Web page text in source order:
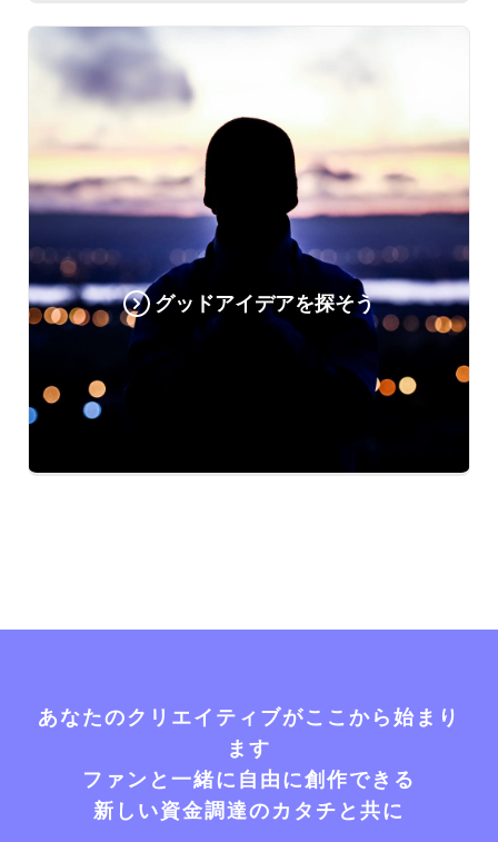
グッドアイデアを探そう
あなたのクリエイティブがここから始まり
ます
ファンと一緒に自由に創作できる
新しい資金調達のカタチと共に